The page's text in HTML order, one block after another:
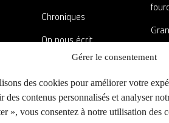
Gérer le consentement
des cookies pour améliorer votre
des contenus personnalisés et analyser
», vous consentez à notre utilisation des
Chroniques
On nous écrit
A côté de la plaque